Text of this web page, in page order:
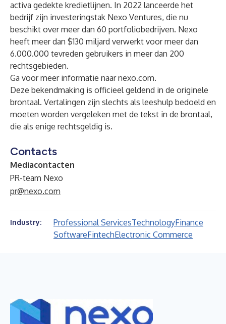
activa gedekte kredietlijnen. In 2022 lanceerde het
bedrijf zijn investeringstak Nexo Ventures, die nu
beschikt over meer dan 60 portfoliobedrijven. Nexo
heeft meer dan $130 miljard verwerkt voor meer dan
6.000.000 tevreden gebruikers in meer dan 200
rechtsgebieden.
Ga voor meer informatie naarnexo.com.
Deze bekendmaking is officieel geldend in de originele
brontaal. Vertalingen zijn slechts als leeshulp bedoeld en
moeten worden vergeleken met de tekst in de brontaal,
die als enige rechtsgeldig is.
Contacts
Mediacontacten
PR-team Nexo
pr@nexo.com
Industry: Professional ServicesTechnologyFinance
SoftwareFintechElectronic Commerce